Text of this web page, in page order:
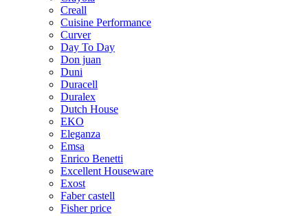
Creall
Cuisine Performance
Curver
Day To Day
Don juan
Duni
Duracell
Duralex
Dutch House
EKO
Eleganza
Emsa
Enrico Benetti
Excellent Houseware
Exost
Faber castell
Fisher price